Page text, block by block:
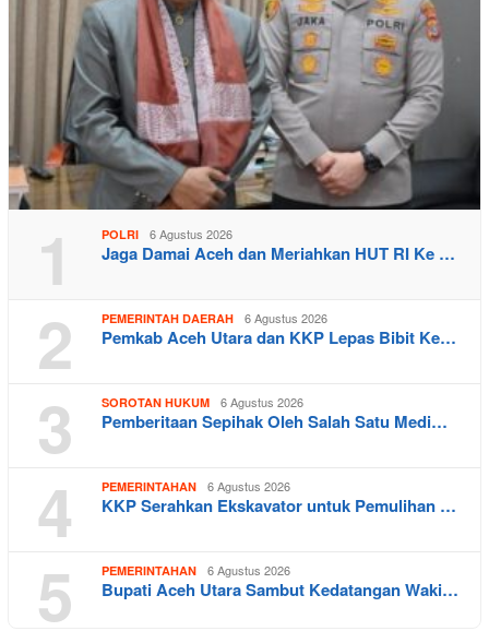
1 POLRI 6 Agustus 2026
Jaga Damai Aceh dan Meriahkan HUT RI Ke …
2 PEMERINTAH DAERAH 6 Agustus 2026
Pemkab Aceh Utara dan KKP Lepas Bibit Ke…
3 SOROTAN HUKUM 6 Agustus 2026
Pemberitaan Sepihak Oleh Salah Satu Medi…
4 PEMERINTAHAN 6 Agustus 2026
KKP Serahkan Ekskavator untuk Pemulihan …
5 PEMERINTAHAN 6 Agustus 2026
Bupati Aceh Utara Sambut Kedatangan Waki…